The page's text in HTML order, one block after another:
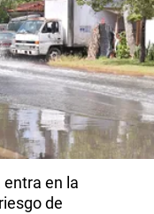
entra en la
de